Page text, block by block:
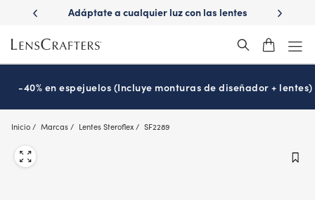
main
content
con
Adáptate a cualquier luz con las lentes
¿Es hora
-40% en espejuelos (Incluye monturas de diseñador + lentes)
Inicio Marcas Lentes Steroflex SF2289